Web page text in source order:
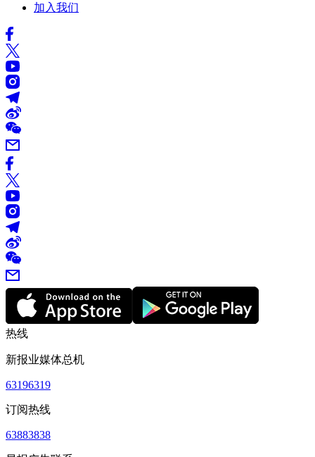
加入我们
热线
新报业媒体总机
63196319
订阅热线
63883838